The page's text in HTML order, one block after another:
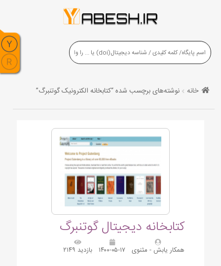
خانه نوشته‌های برچسب شده “کتابخانه الکترونیک گوتنبرگ”
کتابخانه دیجیتال گوتنبرگ
همکار یابش - مثنوی ۱۴۰۰-۰۵-۱۷ بازدید ۲۱۴۹